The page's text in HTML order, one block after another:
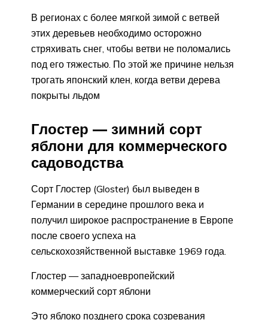
В регионах с более мягкой зимой с ветвей
этих деревьев необходимо осторожно
стряхивать снег, чтобы ветви не поломались
под его тяжестью. По этой же причине нельзя
трогать японский клен, когда ветви дерева
покрыты льдом
Глостер — зимний сорт
яблони для коммерческого
садоводства
Сорт Глостер (Gloster) был выведен в
Германии в середине прошлого века и
получил широкое распространение в Европе
после своего успеха на
сельскохозяйственной выставке 1969 года.
Глостер — западноевропейский
коммерческий сорт яблони
Это яблоко позднего срока созревания